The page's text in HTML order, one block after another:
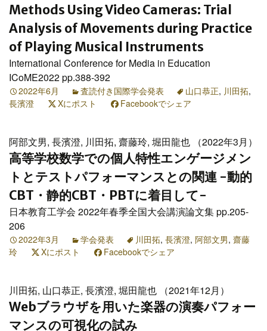
Methods Using Video Cameras: Trial
Analysis of Movements during Practice
of Playing Musical Instruments
International Conference for Media in Education
ICoME2022 pp.388-392
2022年6月 査読付き国際学会発表 山口恭正, 川田拓,
長濱澄
Xにポスト Facebookでシェア
阿部文男, 長濱澄, 川田拓, 齋藤玲, 堀田龍也 （2022年3月）
高等学校数学での個人特性エンゲージメン
トとテストパフォーマンスとの関連 -動的
CBT・静的CBT・PBTに着目して-
日本教育工学会 2022年春季全国大会講演論文集 pp.205-
206
2022年3月 学会発表 川田拓, 長濱澄, 阿部文男, 齋藤
玲
Xにポスト Facebookでシェア
川田拓, 山口恭正, 長濱澄, 堀田龍也 （2021年12月）
Webブラウザを用いた楽器の演奏パフォー
マンスの可視化の試み